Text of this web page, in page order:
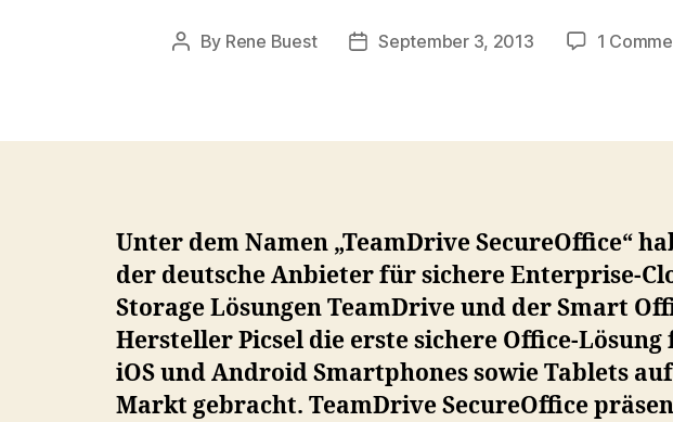
Post
By Rene Buest
PostSeptember 3, 2013 1
Unter dem Namen „TeamDrive SecureOffice“
der deutsche Anbieter für sichere Enterprise-
Storage Lösungen TeamDrive und der Smart
Hersteller Picsel die erste sichere Office-Lösung
iOS und Android Smartphones sowie Tablets
Markt gebracht. TeamDrive SecureOffice